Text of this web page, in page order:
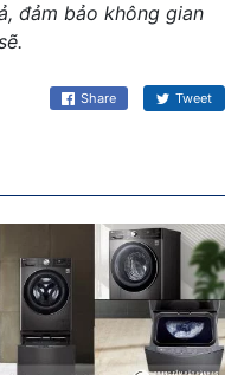
đảm bảo không gian
Share Tweet